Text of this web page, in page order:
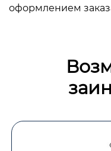
оформлением